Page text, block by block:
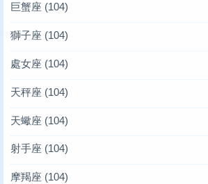
巨蟹座 (104)
獅子座 (104)
處女座 (104)
天秤座 (104)
天蠍座 (104)
射手座 (104)
摩羯座 (104)